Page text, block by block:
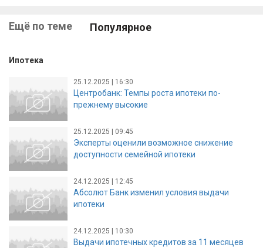
Ещё по теме Популярное
Ипотека
25.12.2025 | 16:30
Центробанк: Темпы роста ипотеки по-
прежнему высокие
25.12.2025 | 09:45
Эксперты оценили возможное снижение
доступности семейной ипотеки
24.12.2025 | 12:45
Абсолют Банк изменил условия выдачи
ипотеки
24.12.2025 | 10:30
Выдачи ипотечных кредитов за 11 месяцев